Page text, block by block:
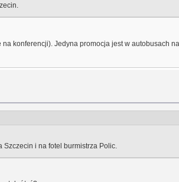
konferencji). Jedyna promocja jest w autobusach
i na fotel burmistrza Polic.